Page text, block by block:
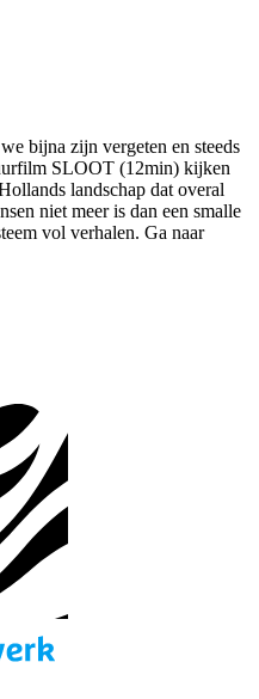
bijna zijn vergeten en steeds
SLOOT (12min) kijken
landschap dat overal
niet meer is dan een smalle
vol verhalen. Ga naar